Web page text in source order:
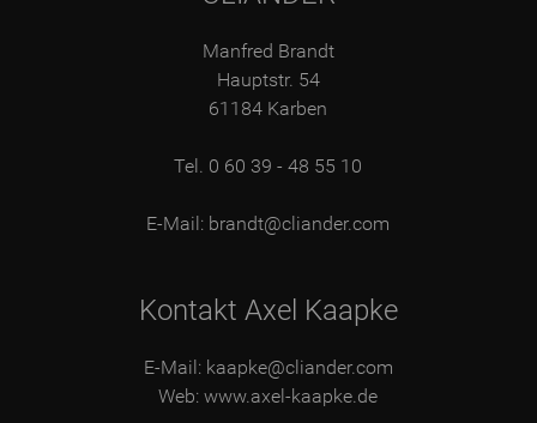
Manfred Brandt
Hauptstr. 54
61184 Karben
Tel. 0 60 39 - 48 55 10
E-Mail: brandt@cliander.com
Kontakt Axel Kaapke
E-Mail: kaapke@cliander.com
Web:www.axel-kaapke.de